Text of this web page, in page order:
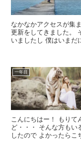
なかなかアクセスが集
更新をしてきました。 その数、1か月で45記事 自分ですべて書いて
いましたし 僕はいまだ
一年目
こんにちはー！ もりてんです。 ・・・？ お前だれ？ 興味ないけ
ど・・・ そんな方もいるかと思いますので プロフィールを用意しま
したので よかったらこちらをご覧